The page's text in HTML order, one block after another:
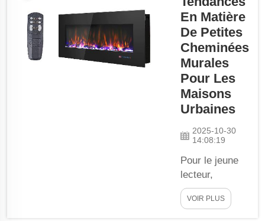
avec...
excellent choix
de petites
cheminées
murales pour
rendre votre
intérieur
minimaliste plus
pratique (et stylé
!). Une solution
gain de place
pour une
élégance
chaleureuse.
Cheminées
murales...
En Matière
De Petites
Cheminées
Murales
Pour Les
Maisons
Urbaines
2025-10-30
14:08:19
Pour le jeune
lecteur,
Electric
Fireplace est
VOIR PLUS